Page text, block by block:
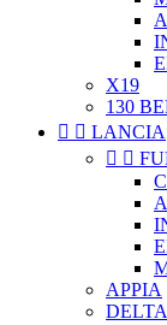
X19
130
  LANCIA
 
APPIA
DELTA